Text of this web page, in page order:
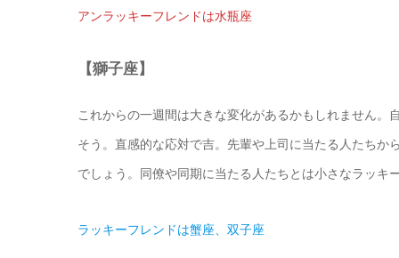
アンラッキーフレンドは水瓶座
【獅子座】
これからの一週間は大きな変化があるかもしれません
そう。直感的な応対で吉。先輩や上司に当たる人たち
でしょう。同僚や同期に当たる人たちとは小さなラッキ
ラッキーフレンドは蟹座、双子座